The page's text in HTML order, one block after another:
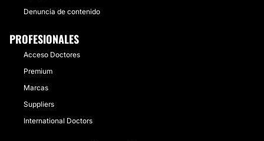
Denuncia de contenido
PROFESIONALES
Acceso Doctores
Premium
Marcas
Suppliers
International Doctors